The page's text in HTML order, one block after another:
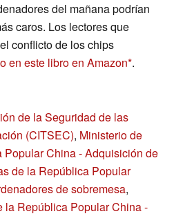
del mañana podrían
caros. Los lectores que
conflicto de los chips
en este libro en Amazon .
de la Seguridad de las
(CITSEC), Ministerio de
China - Adquisición de
de la República Popular
de sobremesa,
la República Popular China -